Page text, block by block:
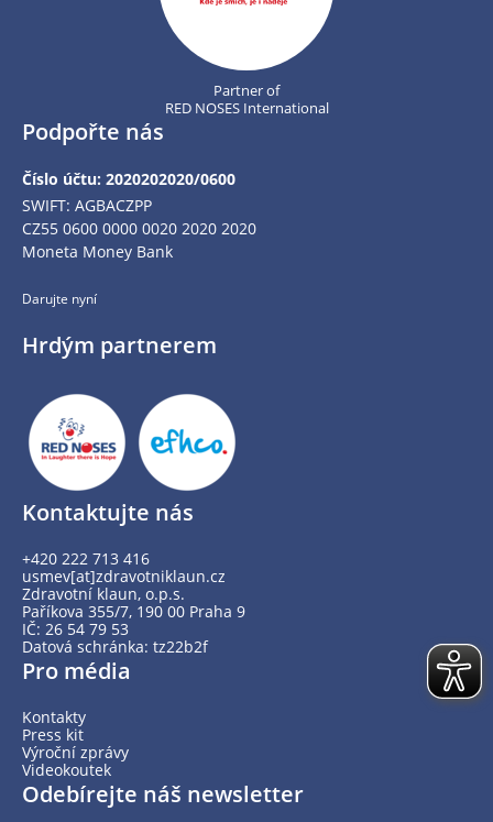
Partner of
RED NOSES International
Podpořte nás
Číslo účtu: 2020202020/0600
SWIFT: AGBACZPP
CZ55 0600 0000 0020 2020 2020
Moneta Money Bank
Darujte nyní
Hrdým partnerem
Kontaktujte nás
+420 222 713 416
usmev[at]zdravotniklaun.cz
Zdravotní klaun, o.p.s.
Paříkova 355/7, 190 00 Praha 9
IČ: 26 54 79 53
Datová schránka: tz22b2f
Pro média
Kontakty
Press kit
Výroční zprávy
Videokoutek
Odebírejte náš newsletter